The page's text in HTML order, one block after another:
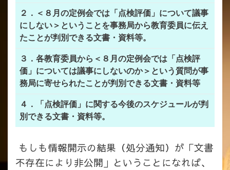
２．＜８月の定例会では「点検評価」について議事
にしない＞ということを事務局から教育委員に伝え
たことが判別できる文書・資料等。
３．各教育委員から＜８月の定例会では「点検評
価」については議事にしないのか＞という質問が事
務局に寄せられたことが判別できる文書・資料等
４．「点検評価」に関する今後のスケジュールが判
別できる文書・資料等。
もしも情報開示の結果（処分通知）が「文書
不存在により非公開」ということになれば、